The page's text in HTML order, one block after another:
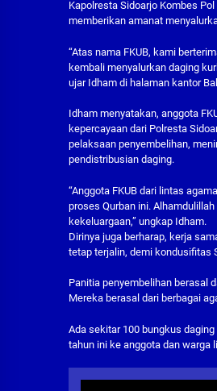
Kapolresta Sidoarjo Kombes
memberikan amanat
“Atas nama FKUB, kami
kembali menyalurkan daging
ujar Idham di halaman kantor
Idham menyatakan, anggota
kepercayaan dari Polresta
pelaksaan penyembelihan,
pendistribusian daging.
“Anggota FKUB dari lintas
proses Qurban ini.
kekeluargaan,” ungkap Idham.
Dirinya juga berharap, kerja
tetap terjalin, demi kondusifitas
Panitia penyembelihan berasal
Mereka berasal dari berbagai
Ada sekitar 100 bungkus
tahun ini ke anggota dan warga